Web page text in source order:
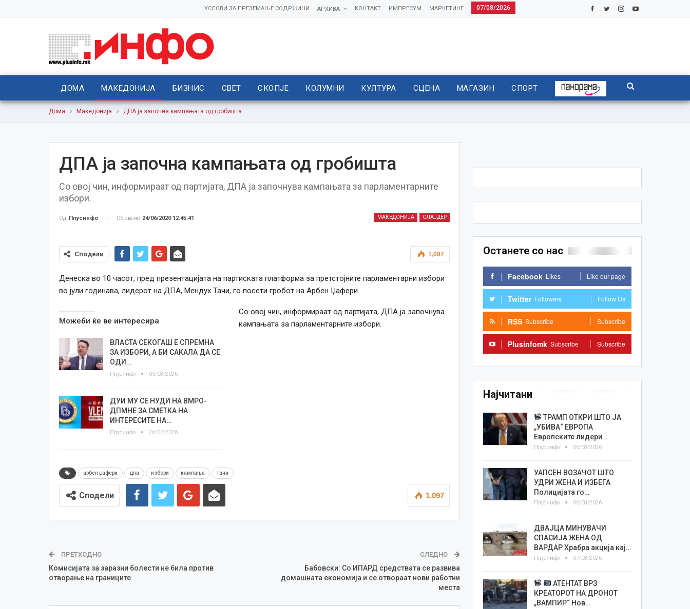
07/08/2026
МАРКЕТИНГ
ИМПРЕСУМ
КОНТАКТ
АРХИВА
УСЛОВИ ЗА ПРЕЗЕМАЊЕ СОДРЖИНИ
ДОМА МАКЕДОНИЈА БИЗНИС СВЕТ СКОПЈЕ КОЛУМНИ КУЛТУРА СЦЕНА МАГАЗИН СПОРТ
Дома Македонија ДПА ја започна кампањата од гробишта
ДПА ја започна кампањата од гробишта
Со овој чин, информираат од партијата, ДПА ја започнува кампањата за парламентарните
избори.
МАКЕДОНИЈА СЛАЈДЕР
Од Плусинфо Објавено 24/06/2020 12:45:41
1,097
Сподели
Денеска во 10 часот, пред презентацијата на партиската платформа за претстојните парламентарни избори
во јули годинава, лидерот на ДПА, Мендух Тачи, го посети гробот на Арбен Џафери.
Можеби ќе ве интересира
ВЛАСТА СЕКОГАШ Е СПРЕМНА
ЗА ИЗБОРИ, А БИ САКАЛА ДА СЕ
ОДИ…
Плусинфо 05/08/2026
ДУИ МУ СЕ НУДИ НА ВМРО-
ДПМНЕ ЗА СМЕТКА НА
ИНТЕРЕСИТЕ НА…
Плусинфо 26/07/2026
Со овој чин, информираат од партијата, ДПА ја започнува
кампањата за парламентарните избори.
арбен џафери дпа избори кампања тачи
1,097
Сподели
ПРЕТХОДНО
Комисијата за заразни болести не била против
отворање на границите
СЛЕДНО
Бабовски: Со ИПАРД средствата се развива
домашната економија и се отвораат нови работни
места
Останете со нас
Facebook Likes Like our page
Twitter Followers Follow Us
RSS Subscribe Subscribe
Plusinfomk Subscribe Subscribe
Најчитани
ТРАМП ОТКРИ ШТО ЈА
„УБИВА“ ЕВРОПА
Европските лидери…
Плусинфо 06/08/2026
УАПСЕН ВОЗАЧОТ ШТО
УДРИ ЖЕНА И ИЗБЕГА
Полицијата го…
Плусинфо 06/08/2026
ДВАЈЦА МИНУВАЧИ
СПАСИЈА ЖЕНА ОД
ВАРДАР Храбра акција кај…
Плусинфо 07/08/2026
АТЕНТАТ ВРЗ
КРЕАТОРОТ НА ДРОНОТ
„ВАМПИР“ Нов…